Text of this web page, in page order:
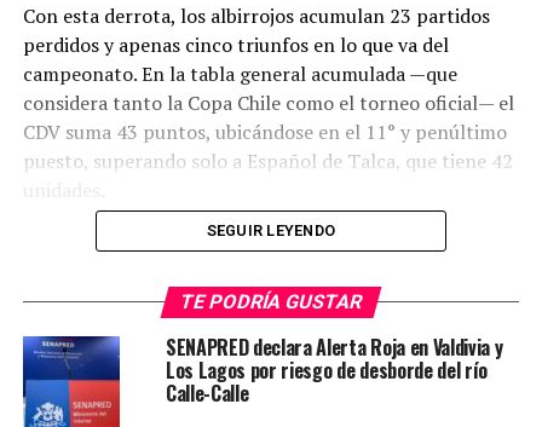
Con esta derrota, los albirrojos acumulan 23 partidos
perdidos y apenas cinco triunfos en lo que va del
campeonato. En la tabla general acumulada —que
considera tanto la Copa Chile como el torneo oficial— el
CDV suma 43 puntos, ubicándose en el 11° y penúltimo
puesto, superando solo a Español de Talca, que tiene 42
En el encuentro disputado en Puente Alto, destacaron
Strings con 29 puntos y Ocasio con 22 por el cuadro
local. Por el CDV, los más efectivos fueron Lowery con
21 unidades y Amado con 20, aunque sus esfuerzos no
bastaron para evitar una nueva derrota.
SEGUIR LEYENDO
TE PODRÍA GUSTAR
SENAPRED declara Alerta Roja en Valdivia y
Los Lagos por riesgo de desborde del río
Calle-Calle